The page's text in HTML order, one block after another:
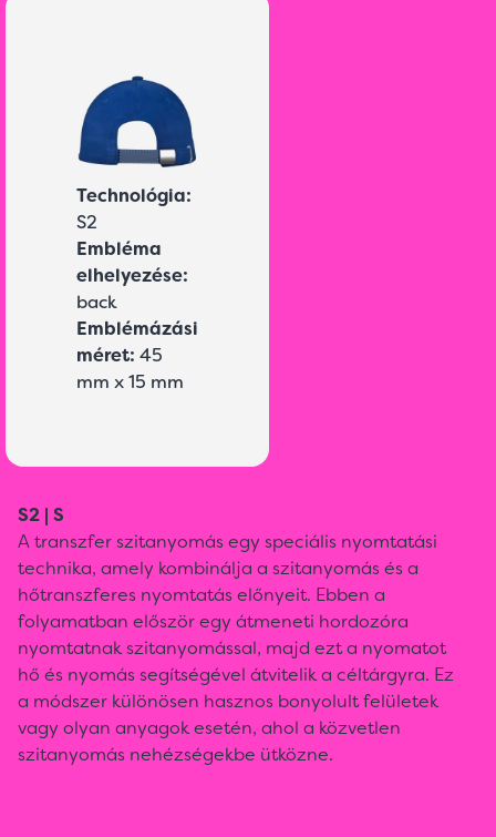
Technológia:
S2
Embléma
elhelyezése:
back
Emblémázási
méret: 45
mm x 15 mm
S2 | S
A transzfer szitanyomás egy speciális nyomtatási
technika, amely kombinálja a szitanyomás és a
hőtranszferes nyomtatás előnyeit. Ebben a
folyamatban először egy átmeneti hordozóra
nyomtatnak szitanyomással, majd ezt a nyomatot
hő és nyomás segítségével átvitelik a céltárgyra. Ez
a módszer különösen hasznos bonyolult felületek
vagy olyan anyagok esetén, ahol a közvetlen
szitanyomás nehézségekbe ütközne.